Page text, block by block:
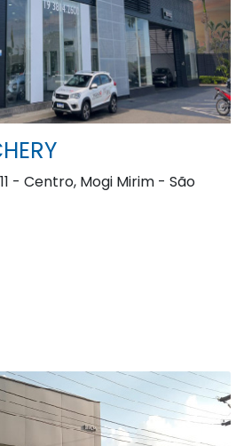
- Centro, Mogi Mirim - São